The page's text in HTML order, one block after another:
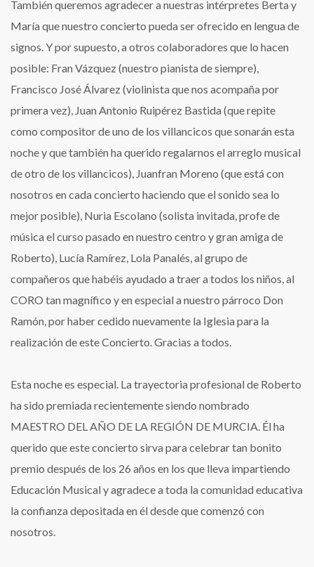
También queremos agradecer a nuestras intérpretes Berta y
María que nuestro concierto pueda ser ofrecido en lengua de
signos. Y por supuesto, a otros colaboradores que lo hacen
posible: Fran Vázquez (nuestro pianista de siempre),
Francisco José Álvarez (violinista que nos acompaña por
primera vez), Juan Antonio Ruipérez Bastida (que repite
como compositor de uno de los villancicos que sonarán esta
noche y que también ha querido regalarnos el arreglo musical
de otro de los villancicos), Juanfran Moreno (que está con
nosotros en cada concierto haciendo que el sonido sea lo
mejor posible), Nuria Escolano (solista invitada, profe de
música el curso pasado en nuestro centro y gran amiga de
Roberto), Lucía Ramírez, Lola Panalés, al grupo de
compañeros que habéis ayudado a traer a todos los niños, al
CORO tan magnífico y en especial a nuestro párroco Don
Ramón, por haber cedido nuevamente la Iglesia para la
realización de este Concierto. Gracias a todos.
Esta noche es especial. La trayectoria profesional de Roberto
ha sido premiada recientemente siendo nombrado
MAESTRO DEL AÑO DE LA REGIÓN DE MURCIA. Él ha
querido que este concierto sirva para celebrar tan bonito
premio después de los 26 años en los que lleva impartiendo
Educación Musical y agradece a toda la comunidad educativa
la confianza depositada en él desde que comenzó con
nosotros.